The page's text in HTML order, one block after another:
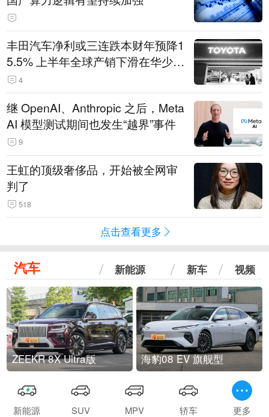
丰田汽车净利或三连跌本财年预降1
5.5% 上半年全球产销下滑在华少卖
14.3万辆
4
继 OpenAI、Anthropic 之后，Meta
AI 模型测试期间也发生“越界”事件
9
王虹的顶级奢侈品，开始被全网审
判了
518
点击查看更多
汽车 新能源 新车 视频
ZEEKR 8X Ultra版 海豹08 EV 旗舰型
新能源 SUV MPV 轿车 更多